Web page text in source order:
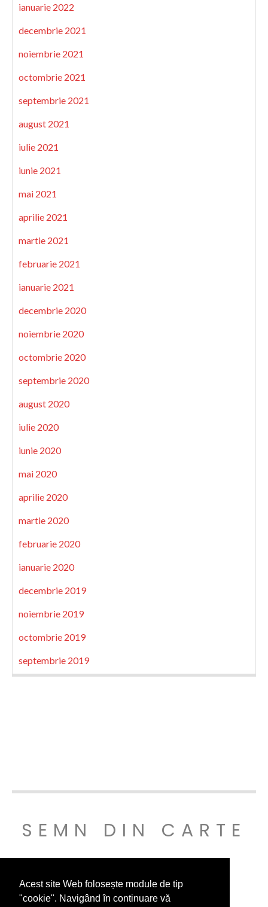
Acest site Web folosește module de tip
"cookie". Navigând în continuare vă
ianuarie 2022
decembrie 2021
noiembrie 2021
octombrie 2021
septembrie 2021
august 2021
iulie 2021
iunie 2021
mai 2021
aprilie 2021
martie 2021
februarie 2021
ianuarie 2021
decembrie 2020
noiembrie 2020
octombrie 2020
septembrie 2020
august 2020
iulie 2020
iunie 2020
mai 2020
aprilie 2020
martie 2020
februarie 2020
ianuarie 2020
decembrie 2019
noiembrie 2019
octombrie 2019
septembrie 2019
SEMN DIN CARTE